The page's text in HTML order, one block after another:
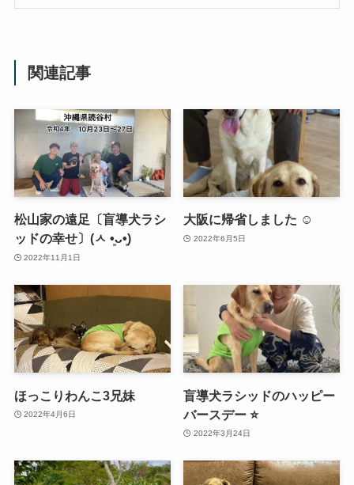
関連記事
松山家の遠足〔盲導犬ラシ
ッドの幸せ〕(ㅅ •͈ᴗ•͈)
2022年11月1日
大阪に帰省しました ☺️
2022年6月5日
ほっこりわんこ3兄妹
2022年4月6日
盲導犬ラシッドのハッピー
バースデー ⭐️
2022年3月24日